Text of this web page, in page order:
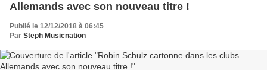
Allemands avec son nouveau titre !
Publié le 12/12/2018 à 06:45
Par Steph Musicnation